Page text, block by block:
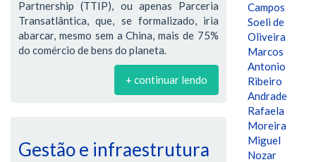
Partnership (TTIP), ou apenas Parceria
Transatlântica, que, se formalizado, iria
abarcar, mesmo sem a China, mais de 75%
do comércio de bens do planeta.
+ continuar lendo
Gestão e infraestrutura
Campos
Soeli de
Oliveira
Marcos
Antonio
Ribeiro
Andrade
Rafaela
Moreira
Miguel
Nozar